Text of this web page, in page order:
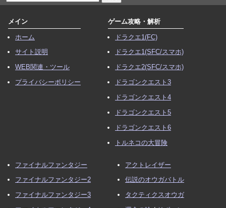
メイン
ホーム
サイト説明
WEB関連・ツール
プライバシーポリシー
ゲーム攻略・解析
ドラクエ1(FC)
ドラクエ1(SFC/スマホ)
ドラクエ2(SFC/スマホ)
ドラゴンクエスト3
ドラゴンクエスト4
ドラゴンクエスト5
ドラゴンクエスト6
トルネコの大冒険
ファイナルファンタジー
ファイナルファンタジー2
ファイナルファンタジー3
アクトレイザー
伝説のオウガバトル
タクティクスオウガ